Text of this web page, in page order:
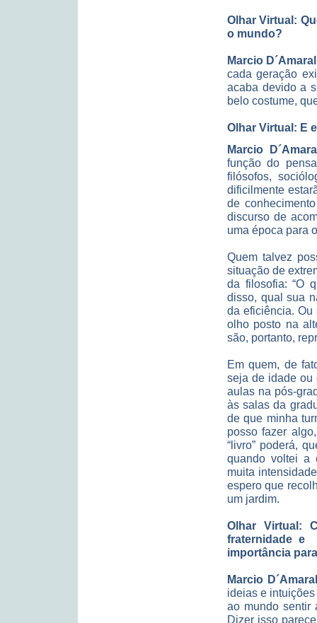
Olhar Virtual:
o mundo?
Marcio
cada geração
acaba devido a
belo costume,
Olhar Virtual: E
Marcio
função do
filósofos,
dificilmente
de
discurso de
uma época para
Quem talvez
situação de
da filosofia: “O
disso, qual sua
da eficiência. Ou
olho posto na
são, portanto,
Em quem, de
seja de idade
aulas na pós-
às salas da
de que minha
posso fazer
“livro” poderá,
quando voltei a
muita
espero que
um jardim.
Olhar Virtual:
fraternidade e
importância
Marcio
ideias e
ao mundo sentir
Dizer isso